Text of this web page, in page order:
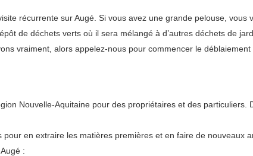
récurrente sur Augé. Si vous avez une grande pelouse, vous
de déchets verts où il sera mélangé à d’autres déchets de
vraiment, alors appelez-nous pour commencer le
Nouvelle-Aquitaine pour des propriétaires et des
en extraire les matières premières et en faire de nouveaux
: